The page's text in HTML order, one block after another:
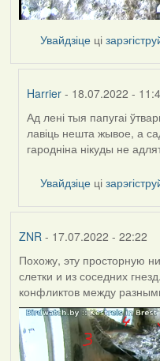
Увайдзіце ці
Harrier - 18.07.2022 -
In
reply
to
ZNR
Ад лені тыя папугаі
лавіць нешта жывое, а
гародніна нікуды не
Увайдзіце ці
ZNR- 17.07.2022 - 22:22
Похожу, эту просторную
слетки и из соседних
конфликтов между